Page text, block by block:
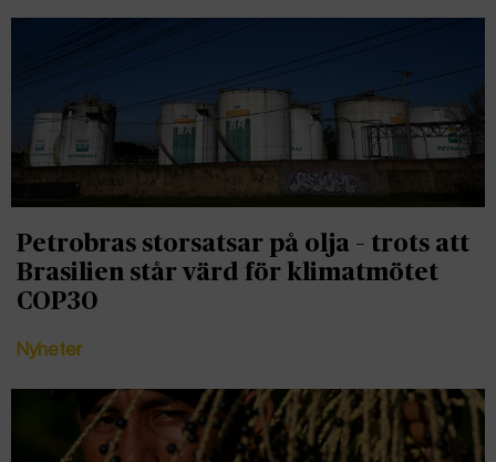
Petrobras storsatsar på olja – trots att
Brasilien står värd för klimatmötet
COP30
Nyheter